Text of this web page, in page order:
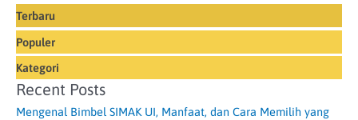
Terbaru
Populer
Kategori
Recent Posts
Mengenal Bimbel SIMAK UI, Manfaat, dan Cara Memilih yang